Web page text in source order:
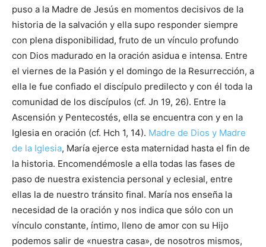
puso a la Madre de Jesús en momentos decisivos de la
historia de la salvación y ella supo responder siempre
con plena disponibilidad, fruto de un vínculo profundo
con Dios madurado en la oración asidua e intensa. Entre
el viernes de la Pasión y el domingo de la Resurrección, a
ella le fue confiado el discípulo predilecto y con él toda la
comunidad de los discípulos (cf. Jn 19, 26). Entre la
Ascensión y Pentecostés, ella se encuentra con y en la
Iglesia en oración (cf. Hch 1, 14). Madre de Dios y Madre
de la Iglesia, María ejerce esta maternidad hasta el fin de
la historia. Encomendémosle a ella todas las fases de
paso de nuestra existencia personal y eclesial, entre
ellas la de nuestro tránsito final. María nos enseña la
necesidad de la oración y nos indica que sólo con un
vínculo constante, íntimo, lleno de amor con su Hijo
podemos salir de «nuestra casa», de nosotros mismos,